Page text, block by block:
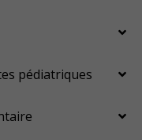
pédiatriques